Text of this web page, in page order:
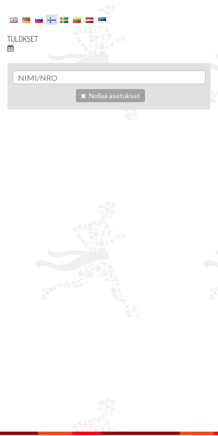
TULOKSET
Nollaa asetukset